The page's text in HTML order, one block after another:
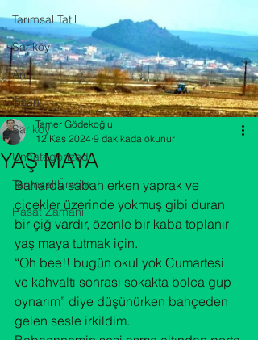
Tarımsal Tatil
Sarıköy
Anı
insan
Sarıköy
Uncategorized
Tarımsal Üretim
Hasat Zamanı
YAŞ MAYA
Tamer Gödekoğlu
12 Kas 2024 9 dakikada okunur
Baharda sabah erken yaprak ve
çicekler üzerinde yokmuş gibi duran
bir çiğ vardır, özenle bir kaba toplanır
yaş maya tutmak için.
“Oh bee!! bugün okul yok Cumartesi
ve kahvaltı sonrası sokakta bolca gup
oynarım” diye düşünürken bahçeden
gelen sesle irkildim.